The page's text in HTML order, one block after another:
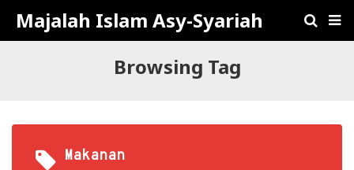
Majalah Islam Asy-Syariah
Browsing Tag
Makanan